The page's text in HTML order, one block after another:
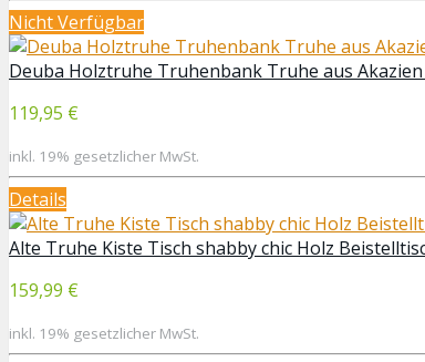
Nicht Verfügbar
Deuba Holztruhe Truhenbank Truhe aus
119,95 €
inkl. 19% gesetzlicher MwSt.
Details
Alte Truhe Kiste Tisch shabby chic Holz
159,99 €
inkl. 19% gesetzlicher MwSt.